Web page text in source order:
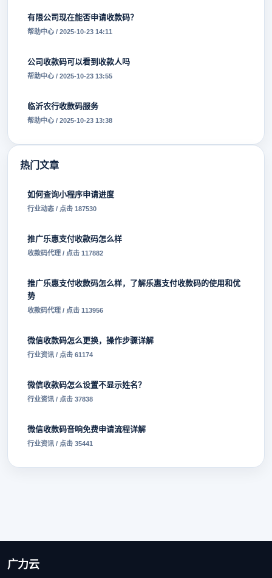
有限公司现在能否申请收款码？
帮助中心 / 2025-10-23 14:11
公司收款码可以看到收款人吗
帮助中心 / 2025-10-23 13:55
临沂农行收款码服务
帮助中心 / 2025-10-23 13:38
热门文章
如何查询小程序申请进度
行业动态 / 点击 187530
推广乐惠支付收款码怎么样
收款码代理 / 点击 117882
推广乐惠支付收款码怎么样，了解乐惠支付收款码的使用和优
势
收款码代理 / 点击 113956
微信收款码怎么更换，操作步骤详解
行业资讯 / 点击 61174
微信收款码怎么设置不显示姓名？
行业资讯 / 点击 37838
微信收款码音响免费申请流程详解
行业资讯 / 点击 35441
广力云